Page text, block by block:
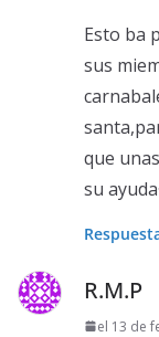
Esto ba
sus
que
su
R.M.P
el 13 de